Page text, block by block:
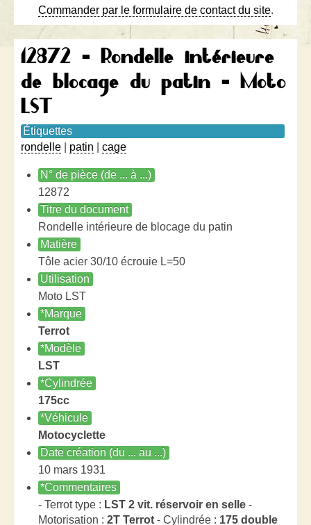
Commander par le formulaire de contact du site.
12872 - Rondelle intérieure
de blocage du patin - Moto
LST
Étiquettes
rondelle
patin cage
N° de pièce (de ... à ...)
12872
Titre du document
Rondelle intérieure de blocage du patin
Matière
Tôle acier 30/10 écrouie L=50
Utilisation
Moto LST
*Marque
Terrot
*Modèle
LST
*Cylindrée
175cc
*Véhicule
Motocyclette
Date création (du ... au ...)
10 mars 1931
*Commentaires
- Terrot type : LST 2 vit. réservoir en selle -
Motorisation : 2T Terrot - Cylindrée : 175 double